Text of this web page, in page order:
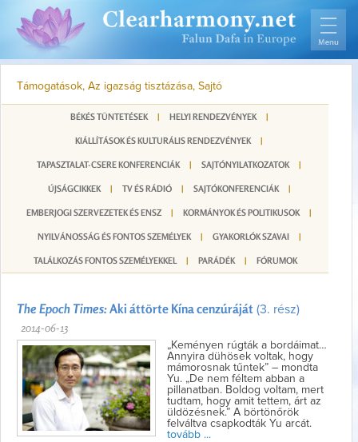
Támogatások, Az igazság tisztázása, Sajtó
BÉKÉS TÜNTETÉSEK | HELYI RENDEZVÉNYEK |
KIÁLLÍTÁSOK ÉS KULTURÁLIS RENDEZVÉNYEK |
TAPASZTALAT-CSERE KONFERENCIÁK | SAJTÓNYILATKOZATOK |
ÚJSÁGCIKKEK | TV ÉS RÁDIÓ | SAJTÓKONFERENCIÁK |
EMBERJOGI SZERVEZETEK ÉS ENSZ | KORMÁNYOK ÉS POLITIKUSOK |
NYILVÁNOSSÁG ÉS FONTOS SZEMÉLYEK | GYAKORLÓK SZAVAI |
TALÁLKOZÁS FONTOS SZEMÉLYEKKEL | PARÁDÉK | FÓRUMOK
The Epoch Times:Aki áttörte Kína cenzúráját (3. rész)
2014-06-13
„Keményen rúgták a bordáimat…
Annyira dühösek voltak, hogy
mámorosnak tűntek” – mondta
Yu. „De nem féltem abban a
pillanatban. Boldog voltam, mert
tudtam, hogy amit tettem, árt az
üldözésnek.” A börtönőrök
felváltva csapkodták Yu arcát.
tovább ...